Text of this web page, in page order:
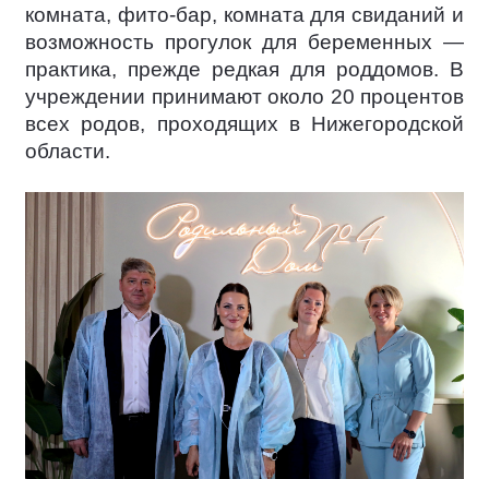
комната, фито-бар, комната для свиданий и
возможность прогулок для беременных —
практика, прежде редкая для роддомов. В
учреждении принимают около 20 процентов
всех родов, проходящих в Нижегородской
области.